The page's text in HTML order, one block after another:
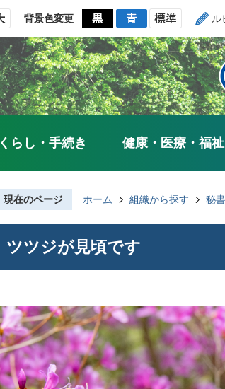
背景色変更 ル
くらし・手続き 健康・医療・福祉
現在のページ ホーム 組織から探す 秘
ツツジが見頃です